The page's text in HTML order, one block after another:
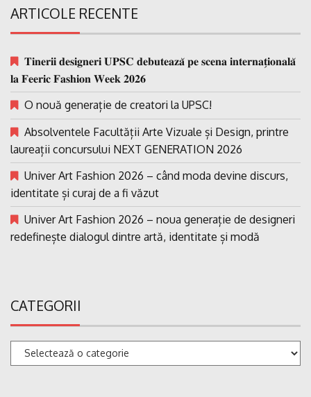
ARTICOLE RECENTE
𝐓𝐢𝐧𝐞𝐫𝐢𝐢 𝐝𝐞𝐬𝐢𝐠𝐧𝐞𝐫𝐢 𝐔𝐏𝐒𝐂 𝐝𝐞𝐛𝐮𝐭𝐞𝐚𝐳𝐚̆ 𝐩𝐞 𝐬𝐜𝐞𝐧𝐚 𝐢𝐧𝐭𝐞𝐫𝐧𝐚𝐭̗𝐢𝐨𝐧𝐚𝐥𝐚̆
𝐥𝐚 𝐅𝐞𝐞𝐫𝐢𝐜 𝐅𝐚𝐬𝐡𝐢𝐨𝐧 𝐖𝐞𝐞𝐤 𝟐𝟎𝟐𝟔
O nouă generație de creatori la UPSC!
Absolventele Facultății Arte Vizuale și Design, printre
laureații concursului NEXT GENERATION 2026
Univer Art Fashion 2026 – când moda devine discurs,
identitate și curaj de a fi văzut
Univer Art Fashion 2026 – noua generație de designeri
redefinește dialogul dintre artă, identitate și modă
CATEGORII
Categorii